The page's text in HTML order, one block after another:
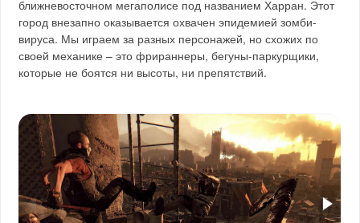
ближневосточном мегаполисе под названием Харран. Этот
город внезапно оказывается охвачен эпидемией зомби-
вируса. Мы играем за разных персонажей, но схожих по
своей механике – это фрираннеры, бегуны-паркурщики,
которые не боятся ни высоты, ни препятствий.